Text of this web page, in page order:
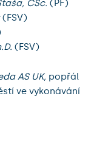
CSc. (PF)
(FSV)
(FSV)
AS UK, popřál
ve vykonávání